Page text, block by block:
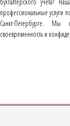
профессиональные услуги
Санкт-Петербурге. Мы
своевременность и